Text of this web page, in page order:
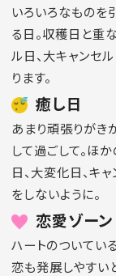
いろいろなものを
る日。収穫日と重
ル日、大キャンセ
ります。
癒し日
あまり頑張りがき
して過ごして。ほ
日、大変化日、キ
をしないように。
恋愛ゾーン
ハートのついてい
恋も発展しやすい